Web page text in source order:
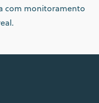
com monitoramento